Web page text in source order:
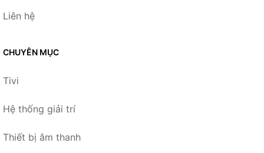
Liên hệ
CHUYÊN MỤC
Tivi
Hệ thống giải trí
Thiết bị âm thanh